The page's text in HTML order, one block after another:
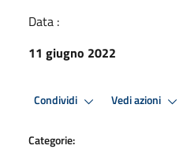
Data :
11 giugno 2022
Condividi Vedi azioni
Categorie: